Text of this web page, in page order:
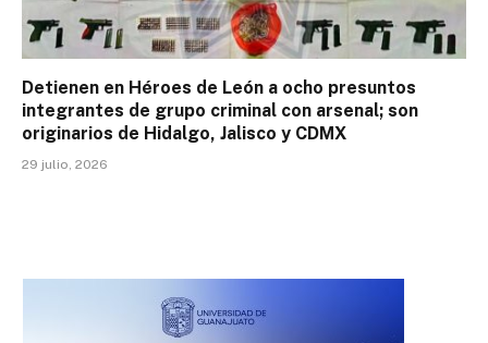
Detienen en Héroes de León a ocho presuntos
integrantes de grupo criminal con arsenal; son
originarios de Hidalgo, Jalisco y CDMX
29 julio, 2026